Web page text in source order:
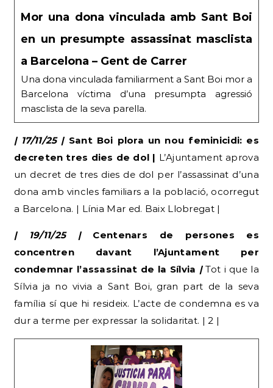
Mor una dona vinculada amb Sant Boi
en un presumpte assassinat masclista
a Barcelona – Gent de Carrer
Una dona vinculada familiarment a Sant Boi mor a
Barcelona víctima d’una presumpta agressió
masclista de la seva parella.
| 17/11/25 |Sant Boi plora un nou feminicidi: es
decreten tres dies de dol | L’Ajuntament aprova
un decret de tres dies de dol per l’assassinat d’una
dona amb vincles familiars a la població, ocorregut
a Barcelona. | Línia Mar ed. Baix Llobregat |
| 19/11/25 | Centenars de persones es
concentren davant l’Ajuntament per
condemnar l’assassinat de la Sílvia |Tot i que la
Sílvia ja no vivia a Sant Boi, gran part de la seva
família sí que hi resideix. L’acte de condemna es va
dur a terme per expressar la solidaritat. | 2 |